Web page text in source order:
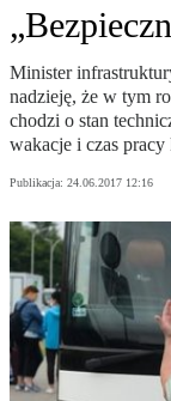
Minister
nadzieję, że w tym
chodzi o stan
wakacje i czas
Publikacja: 24.06.2017 12:16